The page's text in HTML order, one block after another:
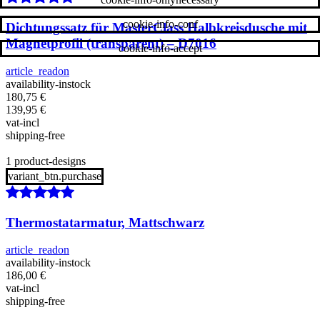
Dichtungssatz für MasterClass Halbkreisdusche mit
Magnetprofil (transparent) – D7016
article_readon
availability-instock
180,75 €
139,95 €
vat-incl
shipping-free
1 product-designs
variant_btn.purchase
Thermostatarmatur, Mattschwarz
article_readon
availability-instock
186,00 €
vat-incl
shipping-free
cookie-info-accept
cookie-info-conf